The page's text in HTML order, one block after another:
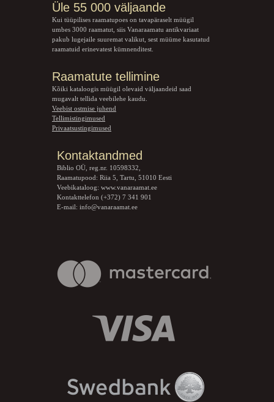
Üle 55 000 väljaande
Kui tüüpilises raamatupoes on tavapäraselt müügil
umbes 3000 raamatut, siis Vanaraamatu antikvariaat
pakub lugejaile suuremat valikut, sest müüme kasutatud
raamatuid erinevatest kümnenditest.
Raamatute tellimine
Kõiki kataloogis müügil olevaid väljaandeid saad
mugavalt tellida veebilehe kaudu.
Veebist ostmise juhend
Tellimistingimused
Privaatsustingimused
Kontaktandmed
Biblio OÜ, reg.nr. 10598332,
Raamatupood: Riia 5, Tartu, 51010 Eesti
Veebikataloog: www.vanaraamat.ee
Kontakttelefon (+372) 7 341 901
E-mail: info@vanaraamat.ee